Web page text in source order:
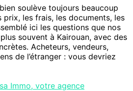
soulève toujours beaucoup
les frais, les documents, les
ici les questions que nos
souvent à Kairouan, avec des
Acheteurs, vendeurs,
de l’étranger : vous devriez